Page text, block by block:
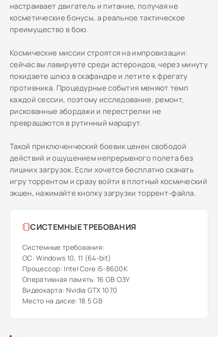
настраивает двигатель и питание, получая не
косметические бонусы, а реальное тактическое
преимущество в бою.
Космические миссии строятся на импровизации:
сейчас вы лавируете среди астероидов, через минуту
покидаете шлюз в скафандре и летите к фрегату
противника. Процедурные события меняют темп
каждой сессии, поэтому исследование, ремонт,
рискованные абордажи и перестрелки не
превращаются в рутинный маршрут.
Такой приключенческий боевик ценен свободой
действий и ощущением непрерывного полета без
лишних загрузок. Если хочется бесплатно скачать
игру торрентом и сразу войти в плотный космический
экшен, нажимайте кнопку загрузки торрент-файла.
СИСТЕМНЫЕ ТРЕБОВАНИЯ
Системные требования:
ОС: Windows 10, 11 (64-bit)
Процессор: Intel Core i5-8600K
Оперативная память: 16 GB ОЗУ
Видеокарта: Nvidia GTX 1070
Место на диске: 18.5 GB